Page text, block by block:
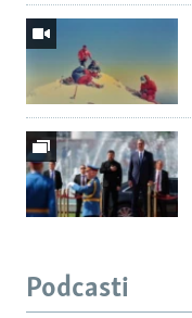
Podcasti